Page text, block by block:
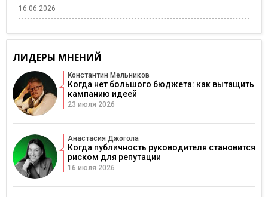
16.06.2026
ЛИДЕРЫ МНЕНИЙ
Константин Мельников
Когда нет большого бюджета: как вытащить
кампанию идеей
23 июля 2026
Анастасия Джогола
Когда публичность руководителя становится
риском для репутации
16 июля 2026